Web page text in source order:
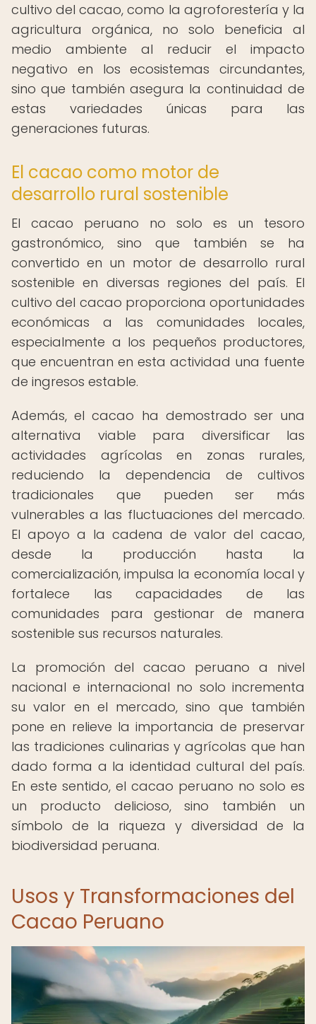
cultivo del cacao, como la agroforestería y la
agricultura orgánica, no solo beneficia al
medio ambiente al reducir el impacto
negativo en los ecosistemas circundantes,
sino que también asegura la continuidad de
estas variedades únicas para las
generaciones futuras.
El cacao como motor de
desarrollo rural sostenible
El cacao peruano no solo es un tesoro
gastronómico, sino que también se ha
convertido en un motor de desarrollo rural
sostenible en diversas regiones del país. El
cultivo del cacao proporciona oportunidades
económicas a las comunidades locales,
especialmente a los pequeños productores,
que encuentran en esta actividad una fuente
de ingresos estable.
Además, el cacao ha demostrado ser una
alternativa viable para diversificar las
actividades agrícolas en zonas rurales,
reduciendo la dependencia de cultivos
tradicionales que pueden ser más
vulnerables a las fluctuaciones del mercado.
El apoyo a la cadena de valor del cacao,
desde la producción hasta la
comercialización, impulsa la economía local y
fortalece las capacidades de las
comunidades para gestionar de manera
sostenible sus recursos naturales.
La promoción del cacao peruano a nivel
nacional e internacional no solo incrementa
su valor en el mercado, sino que también
pone en relieve la importancia de preservar
las tradiciones culinarias y agrícolas que han
dado forma a la identidad cultural del país.
En este sentido, el cacao peruano no solo es
un producto delicioso, sino también un
símbolo de la riqueza y diversidad de la
biodiversidad peruana.
Usos y Transformaciones del
Cacao Peruano